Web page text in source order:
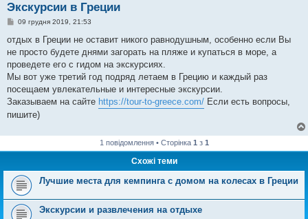
Экскурсии в Греции
П
в
і
д
о
л
е
н
я
09 грудня 2019, 21:53
отдых в Греции не оставит никого равнодушным, особенно если Вы
не просто будете днями загорать на пляже и купаться в море, а
проведете его с гидом на экскурсиях.
Мы вот уже третий год подряд летаем в Грецию и каждый раз
посещаем увлекательные и интересные экскурсии.
Заказываем на сайте https://tour-to-greece.com/ Если есть вопросы,
пишите)
1 повідомлення • Сторінка 1 з 1
Схожі теми
Лучшие места для кемпинга с домом на колесах в Греции
Экскурсии и развлечения на отдыхе